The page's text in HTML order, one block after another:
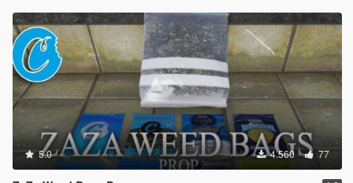
5.0 4.560 77